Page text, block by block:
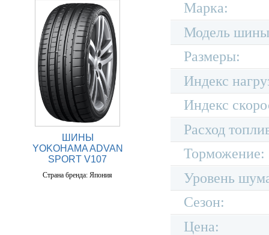
ШИНЫ
YOKOHAMA ADVAN
SPORT V107
Страна бренда: Япония
Марка:
Модель
Размеры:
Индекс
Индекс
Расход
Торможение:
Уровень
Сезон:
Цена: